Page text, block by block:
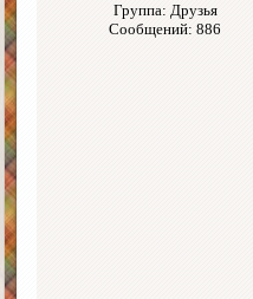
Группа: Друзья
Сообщений: 886